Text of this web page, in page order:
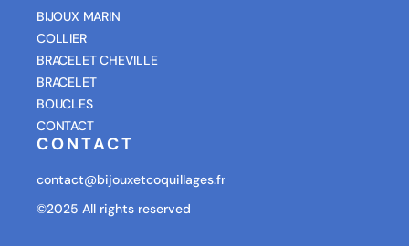
BIJOUX MARIN
COLLIER
BRACELET CHEVILLE
BRACELET
BOUCLES
CONTACT
CONTACT
contact@bijouxetcoquillages.fr
©2025 All rights reserved